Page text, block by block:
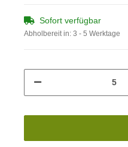
Sofort verfügbar
Abholbereit in: 3 - 5 Werktage